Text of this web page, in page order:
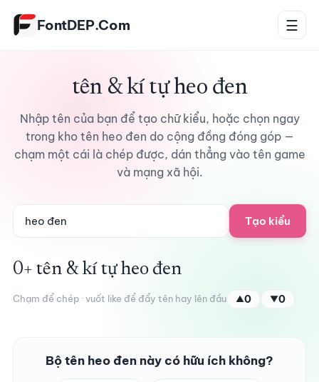
FontDEP.Com ☰
tên & kí tự heo đen
Nhập tên của bạn để tạo chữ kiểu, hoặc chọn ngay
trong kho tên heo đen do cộng đồng đóng góp —
chạm một cái là chép được, dán thẳng vào tên game
và mạng xã hội.
Tạo kiểu
0+ tên & kí tự heo đen
Chạm để chép · vuốt like để đẩy tên hay lên đầu ▲0 ▼0
Bộ tên heo đen này có hữu ích không?